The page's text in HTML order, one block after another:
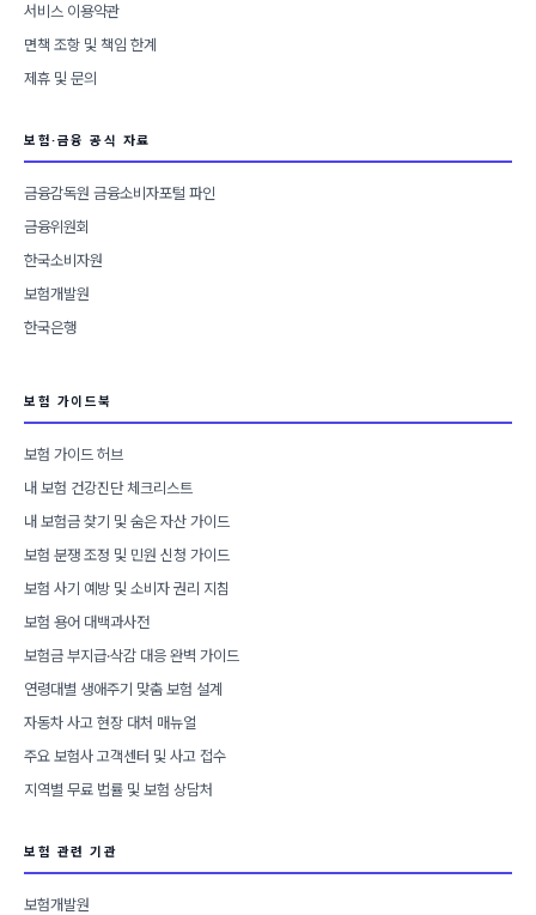
서비스 이용약관
면책 조항 및 책임 한계
제휴 및 문의
보험·금융 공식 자료
금융감독원 금융소비자포털 파인
금융위원회
한국소비자원
보험개발원
한국은행
보험 가이드북
보험 가이드 허브
내 보험 건강진단 체크리스트
내 보험금 찾기 및 숨은 자산 가이드
보험 분쟁 조정 및 민원 신청 가이드
보험 사기 예방 및 소비자 권리 지침
보험 용어 대백과사전
보험금 부지급·삭감 대응 완벽 가이드
연령대별 생애주기 맞춤 보험 설계
자동차 사고 현장 대처 매뉴얼
주요 보험사 고객센터 및 사고 접수
지역별 무료 법률 및 보험 상담처
보험 관련 기관
보험개발원